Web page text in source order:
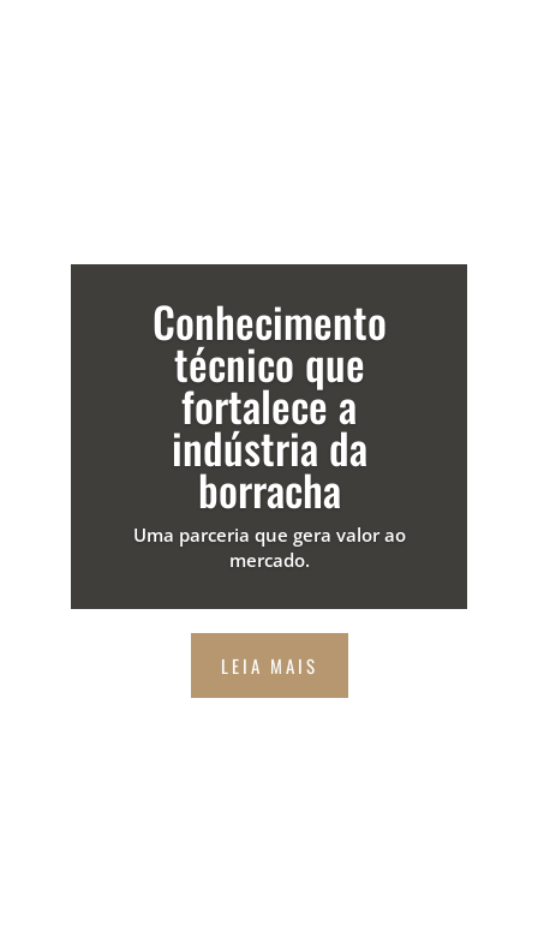
Conhecimento
técnico que
fortalece a
indústria da
borracha
Uma parceria que gera valor ao
mercado.
LEIA MAIS